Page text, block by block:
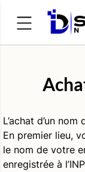
L’achat d’un
En premier lieu,
le nom de votre
enregistrée à